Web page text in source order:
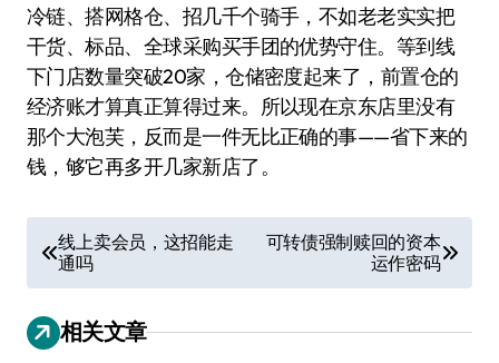
冷链、搭网格仓、招几千个骑手，不如老老实实把
干货、标品、全球采购买手团的优势守住。等到线
下门店数量突破20家，仓储密度起来了，前置仓的
经济账才算真正算得过来。所以现在京东店里没有
那个大泡芙，反而是一件无比正确的事——省下来的
钱，够它再多开几家新店了。
章
导
航
线上卖会员，这招能走
通吗
可转债强制赎回的资本
运作密码
相关文章